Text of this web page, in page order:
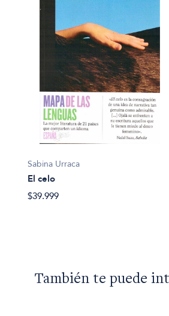
Sabina Urraca
El celo
$39.999
También te puede